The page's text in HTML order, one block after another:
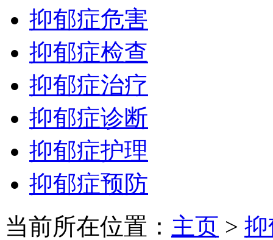
抑郁症危害
抑郁症检查
抑郁症治疗
抑郁症诊断
抑郁症护理
抑郁症预防
当前所在位置： 主页 >